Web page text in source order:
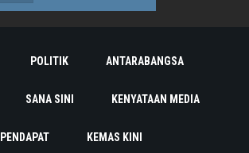
POLITIK ANTARABANGSA
SANA SINI KENYATAAN MEDIA
PENDAPAT KEMAS KINI